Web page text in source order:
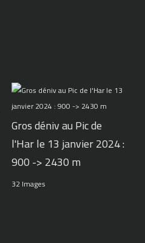
Gros déniv au Pic de
l'Har le 13 janvier 2024 :
900 -> 2430 m
32 Images